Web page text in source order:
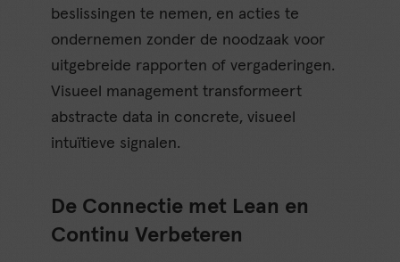
beslissingen te nemen, en acties te
ondernemen zonder de noodzaak voor
uitgebreide rapporten of vergaderingen.
Visueel management transformeert
abstracte data in concrete, visueel
intuïtieve signalen.
De Connectie met Lean en
Continu Verbeteren